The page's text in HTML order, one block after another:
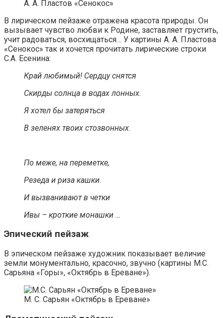
А. А. Пластов «Сенокос»
В лирическом пейзаже отражена красота природы. Он
вызывает чувство любви к Родине, заставляет грустить,
учит радоваться, восхищаться… У картины А. А. Пластова
«Сенокос» так и хочется прочитать лирические строки
С.А. Есенина:
Край любимый! Сердцу снятся
Скирды солнца в водах лонных.
Я хотел бы затеряться
В зеленях твоих стозвонных.
По меже, на переметке,
Резеда и риза кашки.
И вызванивают в четки
Ивы – кроткие монашки …
Эпический пейзаж
В эпическом пейзаже художник показывает величие
земли монументально, красочно, звучно (картины М.С.
Сарьяна «Горы», «Октябрь в Ереване»).
М. С. Сарьян «Октябрь в Ереване»